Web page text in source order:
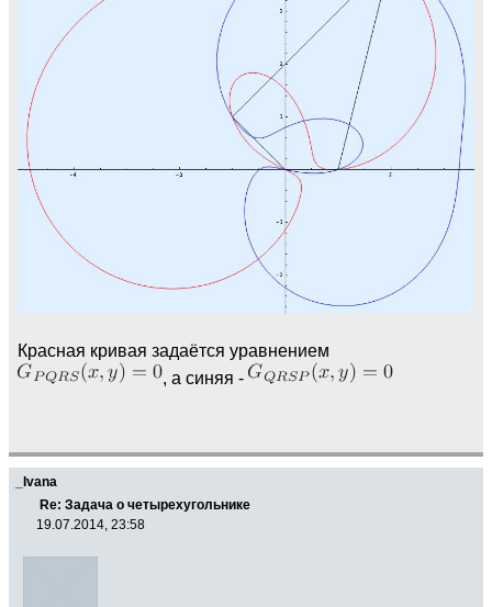
Красная кривая задаётся уравнением
, а синяя -
_Ivana
Re: Задача о четырехугольнике
19.07.2014, 23:58